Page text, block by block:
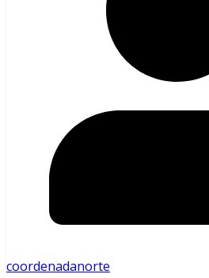
coordenadanorte